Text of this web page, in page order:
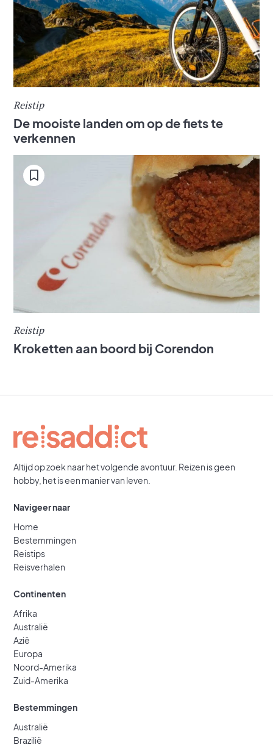
Reistip
De mooiste landen om op de fiets te
verkennen
Reistip
Kroketten aan boord bij Corendon
Altijd op zoek naar het volgende avontuur. Reizen is geen
hobby, het is een manier van leven.
Navigeer naar
Home
Bestemmingen
Reistips
Reisverhalen
Continenten
Afrika
Australië
Azië
Europa
Noord-Amerika
Zuid-Amerika
Bestemmingen
Australië
Brazilië